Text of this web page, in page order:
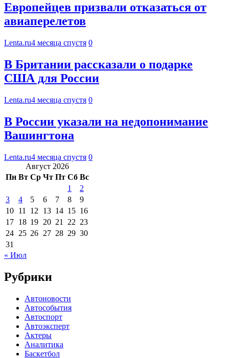
Европейцев призвали отказаться от
авиаперелетов
Lenta.ru4 месяца спустя 0
В Британии рассказали о подарке
США для России
Lenta.ru4 месяца спустя 0
В России указали на недопонимание
Вашингтона
Lenta.ru4 месяца спустя 0
Август 2026
Пн Вт Ср Чт Пт Сб Вс
1
2
3
4 5 6 7 8
9
10 11 12 13 14 15 16
17 18 19 20 21 22 23
24 25 26 27 28 29 30
31
« Июл
Рубрики
Автоновости
Автособытия
Автоспорт
Автоэксперт
Актеры
Аналитика
Баскетбол